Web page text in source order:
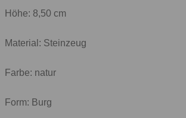
Höhe: 8,50 cm
Material: Steinzeug
Farbe: natur
Form: Burg